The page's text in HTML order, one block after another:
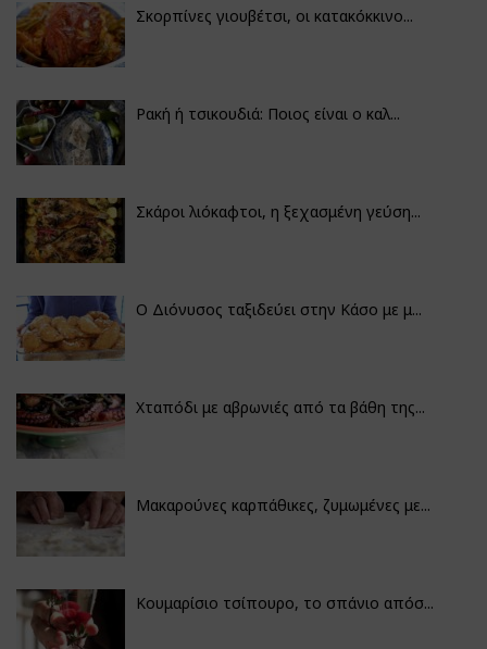
Σκορπίνες γιουβέτσι, οι κατακόκκινο...
Ρακή ή τσικουδιά: Ποιος είναι ο καλ...
Σκάροι λιόκαφτοι, η ξεχασμένη γεύση...
Ο Διόνυσος ταξιδεύει στην Κάσο με μ...
Χταπόδι με αβρωνιές από τα βάθη της...
Μακαρούνες καρπάθικες, ζυμωμένες με...
Κουμαρίσιο τσίπουρο, το σπάνιο απόσ...